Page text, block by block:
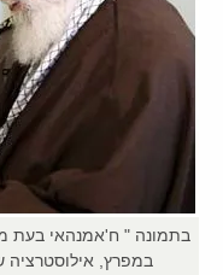
בתמונה " ח'אמנהאי בעת